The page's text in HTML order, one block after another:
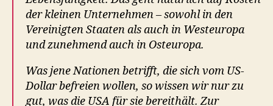
der kleinen Unternehmen – sowohl in den
Vereinigten Staaten als auch in Westeuropa
und zunehmend auch in Osteuropa.
Was jene Nationen betrifft, die sich vom US-
Dollar befreien wollen, so wissen wir nur zu
gut, was die USA für sie bereithält. Zur